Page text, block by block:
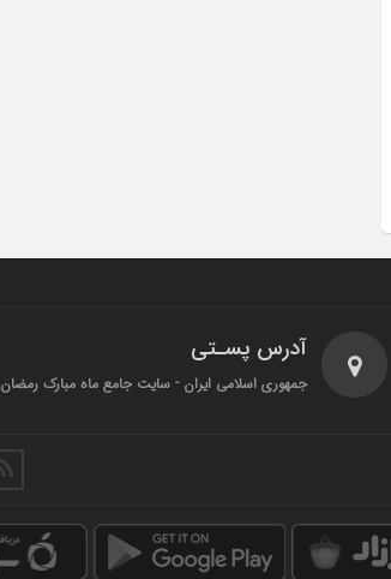
آدرس پسـتی
جمهوری اسلامی ایران - سایت جامع ماه مبارک رمضان